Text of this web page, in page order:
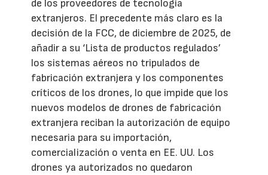
de los proveedores de tecnología
extranjeros. El precedente más claro es la
decisión de la FCC, de diciembre de 2025, de
añadir a su ‘Lista de productos regulados’
los sistemas aéreos no tripulados de
fabricación extranjera y los componentes
críticos de los drones, lo que impide que los
nuevos modelos de drones de fabricación
extranjera reciban la autorización de equipo
necesaria para su importación,
comercialización o venta en EE. UU. Los
drones ya autorizados no quedaron